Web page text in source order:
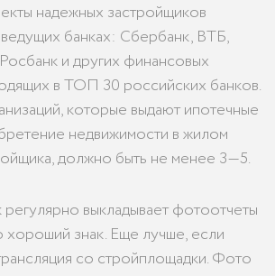
надежных застройщиков
ведущих банках: Сбербанк, ВТБ,
и других финансовых
в ТОП 30 российских банков.
которые выдают ипотечные
недвижимости в жилом
должно быть не менее 3—5.
выкладывает фотоотчеты
хороший знак. Еще лучше, если
со стройплощадки. Фото